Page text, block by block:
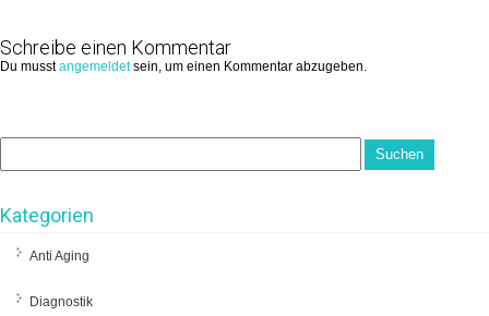
Schreibe einen Kommentar
Du musstangemeldetsein, um einen Kommentar abzugeben.
Kategorien
Anti Aging
Diagnostik